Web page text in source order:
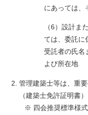
にあっては、
（6）設計ま
ては、委託に
受託者の氏名
よび所在地
管理建築士等は、重
（建築士免許証明書
※ 四会推奨標準様